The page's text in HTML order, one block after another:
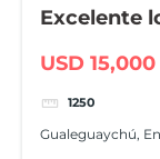
Excelente
USD 15,000
1250
Gualeguaychú,